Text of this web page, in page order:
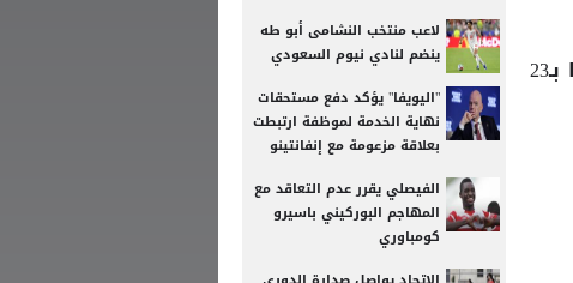
ونالت لاعبة التنس الأمريكية سيرينا ويليامز هذه الجائزة في العام الماضي، بعد فوزها بـ23
لاعب منتخب النشامى أبو طه
ينضم لنادي نيوم السعودي
"اليويفا" يؤكد دفع مستحقات
نهاية الخدمة لموظفة ارتبطت
بعلاقة مزعومة مع إنفانتينو
الفيصلي يقرر عدم التعاقد مع
المهاجم البوركيني باسيرو
كومباوري